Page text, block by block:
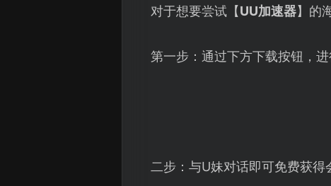
对于想要尝试【UU加速器】的
第一步：通过下方下载按钮，
二步：与U妹对话即可免费获得